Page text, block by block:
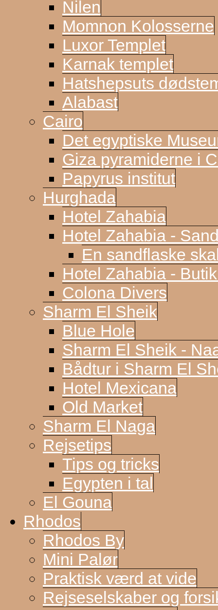
Nilen
Momnon Kolosserne
Luxor Templet
Karnak templet
Hatshepsuts
Alabast
Cairo
Det egyptiske
Giza pyramiderne i
Papyrus institut
Hurghada
Hotel Zahabia
Hotel Zahabia -
En sandflaske
Hotel Zahabia -
Colona Divers
Sharm El Sheik
Blue Hole
Sharm El Sheik -
Bådtur i Sharm El
Hotel Mexicana
Old Market
Sharm El Naga
Rejsetips
Tips og tricks
Egypten i tal
El Gouna
Rhodos
Rhodos By
Mini Palør
Praktisk værd at vide
Rejseselskaber og